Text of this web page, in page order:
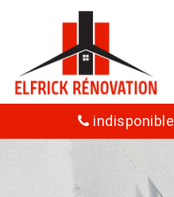
indisponible